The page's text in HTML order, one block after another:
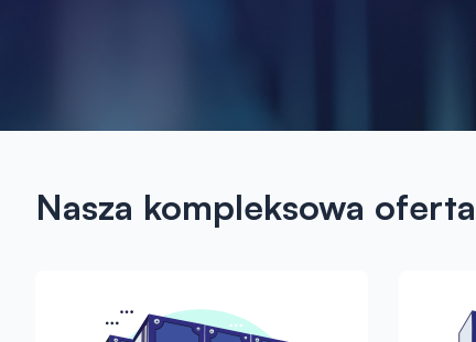
Nasza kompleksowa